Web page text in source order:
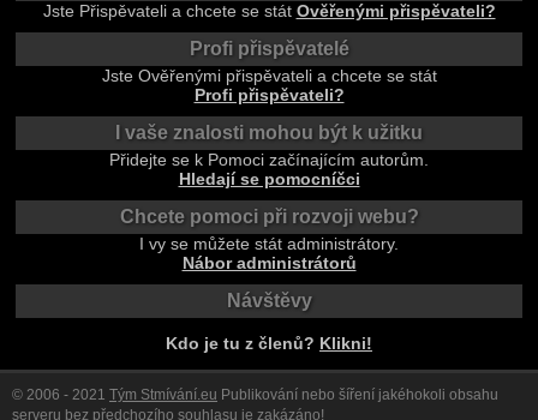
Jste Přispěvateli a chcete se stát Ověřenými přispěvateli?
Profi přispěvatelé
Jste Ověřenými přispěvateli a chcete se stát
Profi přispěvateli?
I vaše znalosti mohou být k užitku
Přidejte se k Pomoci začínajícím autorům.
Hledají se pomocníčci
Chcete pomoci při rozvoji webu?
I vy se můžete stát administrátory.
Nábor administrátorů
Návštěvy
Kdo je tu z členů? Klikni!
© 2006 - 2021 Tým Stmívání.eu Publikování nebo šíření jakéhokoli obsahu
serveru bez předchozího souhlasu je zakázáno!